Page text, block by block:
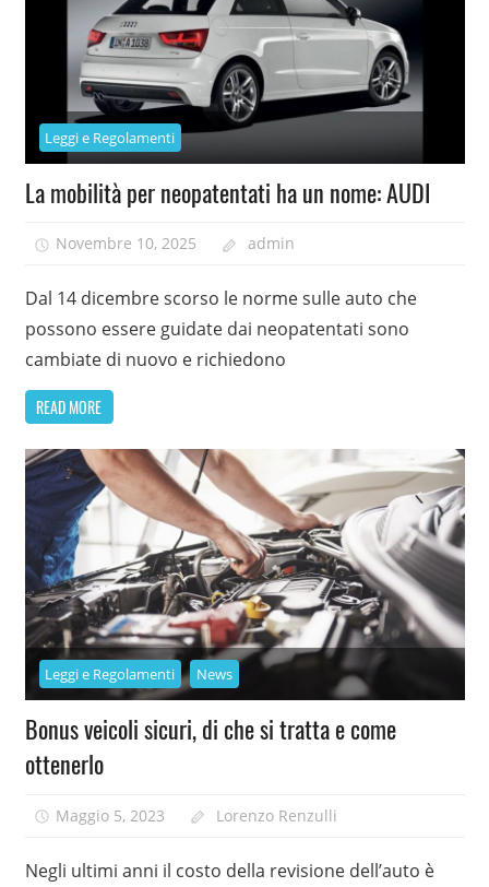
Leggi e Regolamenti
La mobilità per neopatentati ha un nome: AUDI
Novembre 10, 2025 admin
Dal 14 dicembre scorso le norme sulle auto che
possono essere guidate dai neopatentati sono
cambiate di nuovo e richiedono
READ MORE
Leggi e Regolamenti News
Bonus veicoli sicuri, di che si tratta e come
ottenerlo
Maggio 5, 2023 Lorenzo Renzulli
Negli ultimi anni il costo della revisione dell’auto è